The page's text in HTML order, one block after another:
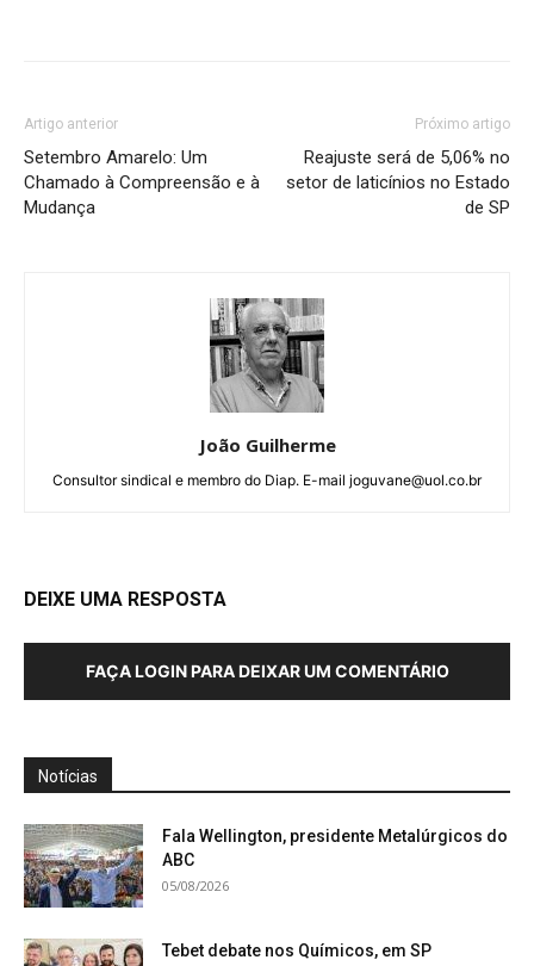
Artigo anterior
Setembro Amarelo: Um
Chamado à Compreensão e à
Mudança
Próximo artigo
Reajuste será de 5,06% no
setor de laticínios no Estado
de SP
João Guilherme
Consultor sindical e membro do Diap. E-mail joguvane@uol.co.br
DEIXE UMA RESPOSTA
FAÇA LOGIN PARA DEIXAR UM COMENTÁRIO
Notícias
Fala Wellington, presidente Metalúrgicos do
ABC
05/08/2026
Tebet debate nos Químicos, em SP